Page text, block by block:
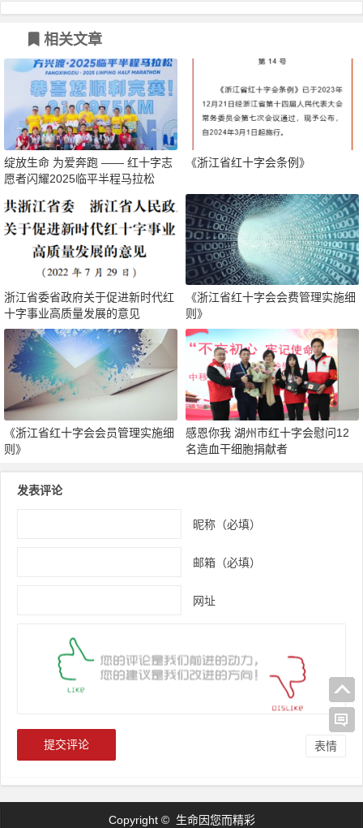
相关文章
绽放生命 为爱奔跑 —— 红十字志
愿者闪耀2025临平半程马拉松
《浙江省红十字会条例》
浙江省委省政府关于促进新时代红
十字事业高质量发展的意见
《浙江省红十字会会费管理实施细
则》
《浙江省红十字会会员管理实施细
则》
感恩你我 湖州市红十字会慰问12
名造血干细胞捐献者
发表评论
昵称（必填）
邮箱（必填）
网址
表情
Copyright © 生命因您而精彩